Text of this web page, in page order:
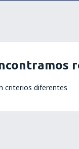
criterios diferentes